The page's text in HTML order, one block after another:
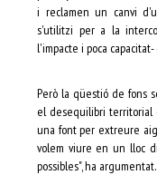
i reclamen un canvi
s'utilitzi per a la
l'impacte i poca
Però la qüestió de fons
el desequilibri territorial
una font per extreure
volem viure en un lloc
possibles", ha argumentat.